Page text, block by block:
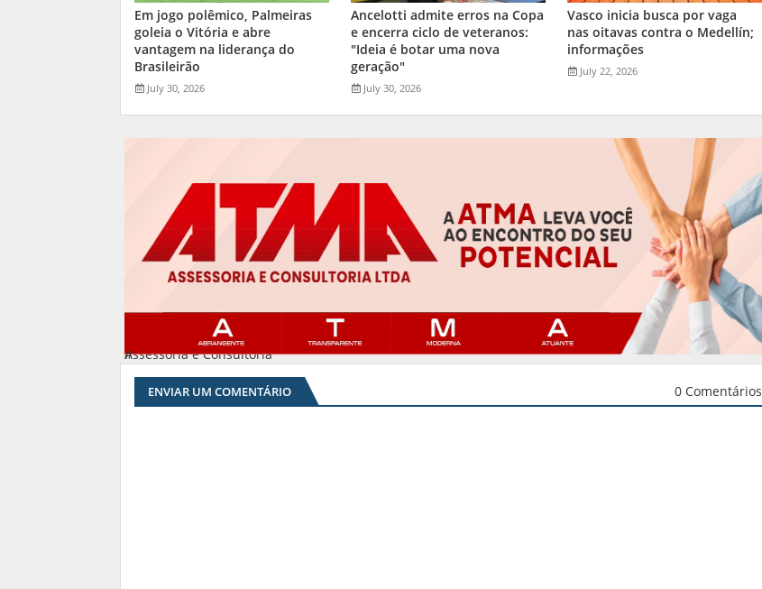
Em jogo polêmico, Palmeiras
goleia o Vitória e abre
vantagem na liderança do
Brasileirão
July 30, 2026
Ancelotti admite erros na Copa
e encerra ciclo de veteranos:
"Ideia é botar uma nova
geração"
July 30, 2026
Vasco inicia busca por vaga
nas oitavas contra o Medellín;
informações
July 22, 2026
Assessoria e Consultoria
#
ENVIAR UM COMENTÁRIO 0 Comentários